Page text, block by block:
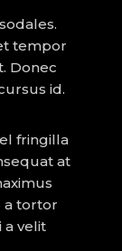
tempor
Donec
id.
fringilla
at
a tortor
a velit